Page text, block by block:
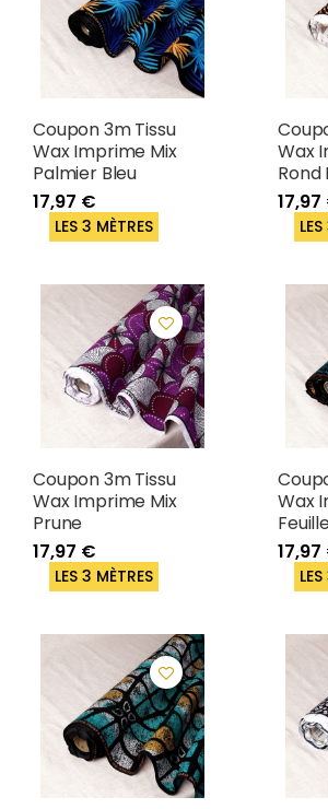
Coupon 3m Tissu
Wax Imprime Mix
Palmier Bleu
17,97 €
LES 3 MÈTRES
Wax
Coupon 3m Tissu
Wax Imprime Mix
Prune
17,97 €
LES 3 MÈTRES
Wax